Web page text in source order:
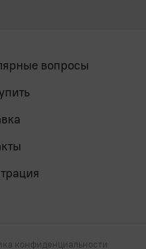
вопросы
конфиденциальности